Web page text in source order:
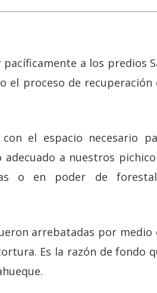
a los predios
el proceso de recuperación
el espacio necesario
a nuestros
o en poder de
arrebatadas por medio
Es la razón de fondo